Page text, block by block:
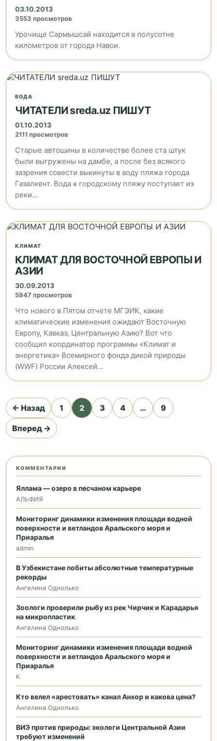
03.10.2013
3553 просмотров
Урочище Сармышсай находится в полусотне
километров от города Навои.
ВОДА
ЧИТАТЕЛИ sreda.uz ПИШУТ
01.10.2013
2111 просмотров
Старые автошины в количестве более ста штук
были выгружены на дамбе, а после без всякого
зазрения совести выкинуты в воду пляжа города
Газалкент. Вода к городскому пляжу поступает из
реки...
КЛИМАТ
КЛИМАТ ДЛЯ ВОСТОЧНОЙ ЕВРОПЫ И
АЗИИ
30.09.2013
5947 просмотров
Что нового в Пятом отчете МГЭИК, какие
климатические изменения ожидают Восточную
Европу, Кавказ, Центральную Азию? Вот что
сообщил координатор программы «Климат и
энергетика» Всемирного фонда дикой природы
(WWF) России Алексей...
Пагинация
записей
← Назад 1 2 3 4 … 9
Вперед →
КОММЕНТАРИИ
Яллама — озеро в песчаном карьере
АЛЬФИЯ
Мониторинг динамики изменения площади водной
поверхности и ветландов Аральского моря и
Приаралья
admin
В Узбекистане побиты абсолютные температурные
рекорды
Ангелина Однолько
Зоологи проверили рыбу из рек Чирчик и Карадарья
на микропластик
Ангелина Однолько
Мониторинг динамики изменения площади водной
поверхности и ветландов Аральского моря и
Приаралья
K
Кто велел «арестовать» канал Анхор и какова цена?
Ангелина Однолько
ВИЭ против природы: экологи Центральной Азии
требуют изменений